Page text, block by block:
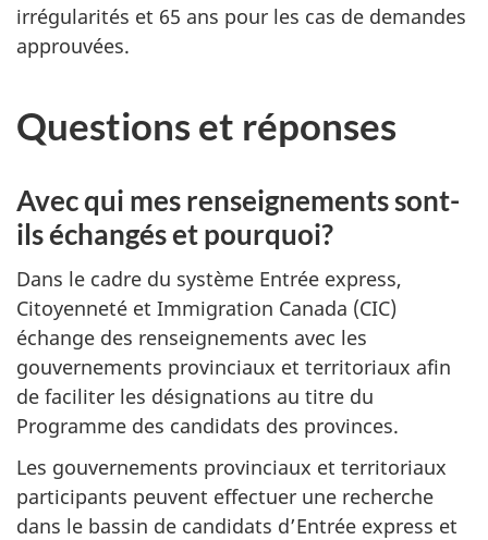
irrégularités et 65 ans pour les cas de demandes
approuvées.
Questions et réponses
Avec qui mes renseignements sont-
ils échangés et pourquoi?
Dans le cadre du système Entrée express,
Citoyenneté et Immigration Canada (CIC)
échange des renseignements avec les
gouvernements provinciaux et territoriaux afin
de faciliter les désignations au titre du
Programme des candidats des provinces.
Les gouvernements provinciaux et territoriaux
participants peuvent effectuer une recherche
dans le bassin de candidats d’Entrée express et